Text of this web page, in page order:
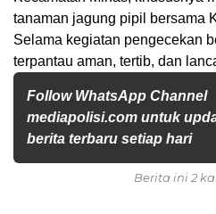
tanaman jagung pipil bersama
Selama kegiatan pengecekan
terpantau aman, tertib, dan
Follow WhatsApp Channel
mediapolisi.com untuk
berita terbaru setiap hari
Berita ini 2